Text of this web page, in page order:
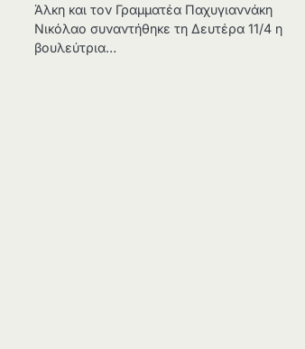
Άλκη και τον Γραμματέα Παχυγιαννάκη
Νικόλαο συναντήθηκε τη Δευτέρα 11/4 η
βουλεύτρια…